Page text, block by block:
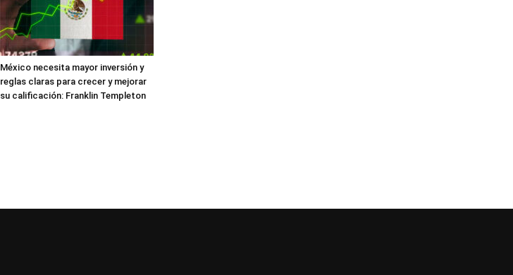
México necesita mayor inversión y
reglas claras para crecer y mejorar
su calificación: Franklin Templeton